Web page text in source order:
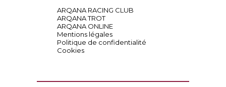
ARQANA RACING CLUB
ARQANA TROT
ARQANA ONLINE
Mentions légales
Politique de confidentialité
Cookies